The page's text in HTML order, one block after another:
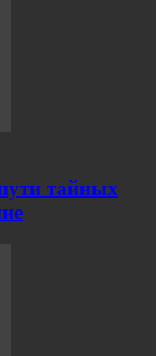
тайных